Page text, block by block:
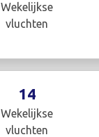
Wekelijkse
vluchten
14
Wekelijkse
vluchten